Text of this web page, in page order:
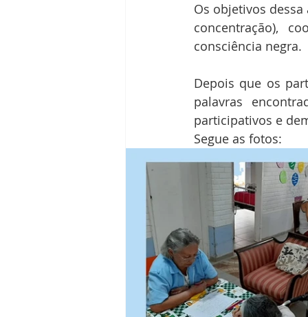
Os objetivos
concentração),
consciência negra.
Depois que os
palavras
participativos e
Segue as fotos: